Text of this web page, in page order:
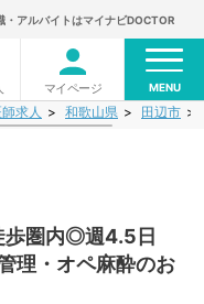
・アルバイトはマイナビDOCTOR
マイページ MENU
求人 和歌山県 田辺市
歩圏内◎週4.5日
理・オペ麻酔のお